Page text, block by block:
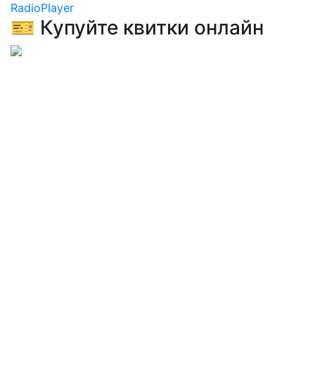
RadioPlayer
🎫 Купуйте квитки онлайн